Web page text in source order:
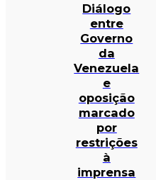
Diálogo
entre
Governo
da
Venezuela
e
oposição
marcado
por
restrições
à
imprensa